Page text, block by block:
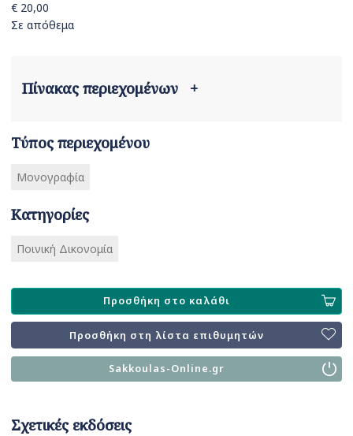
€ 20,00
Σε απόθεμα
Πίνακας περιεχομένων +
Τύπος περιεχομένου
Μονογραφία
Κατηγορίες
Ποινική Δικονομία
Προσθήκη στο καλάθι
Προσθήκη στη λίστα επιθυμητών
Sakkoulas-Online.gr
Σχετικές εκδόσεις